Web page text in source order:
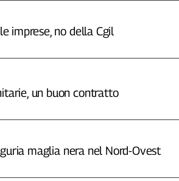
imprese, no della Cgil
un buon contratto
maglia nera nel Nord-Ovest